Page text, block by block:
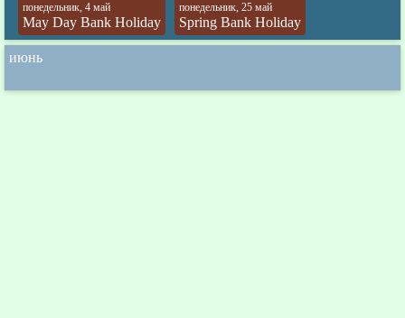
понедельник, 4 май
May Day Bank Holiday
понедельник, 25 май
Spring Bank Holiday
июнь